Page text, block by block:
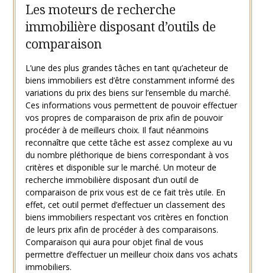
Les moteurs de recherche
immobilière disposant d’outils de
comparaison
L’une des plus grandes tâches en tant qu’acheteur de
biens immobiliers est d’être constamment informé des
variations du prix des biens sur l’ensemble du marché.
Ces informations vous permettent de pouvoir effectuer
vos propres de comparaison de prix afin de pouvoir
procéder à de meilleurs choix. Il faut néanmoins
reconnaître que cette tâche est assez complexe au vu
du nombre pléthorique de biens correspondant à vos
critères et disponible sur le marché. Un moteur de
recherche immobilière disposant d’un outil de
comparaison de prix vous est de ce fait très utile. En
effet, cet outil permet d’effectuer un classement des
biens immobiliers respectant vos critères en fonction
de leurs prix afin de procéder à des comparaisons.
Comparaison qui aura pour objet final de vous
permettre d’effectuer un meilleur choix dans vos achats
immobiliers.